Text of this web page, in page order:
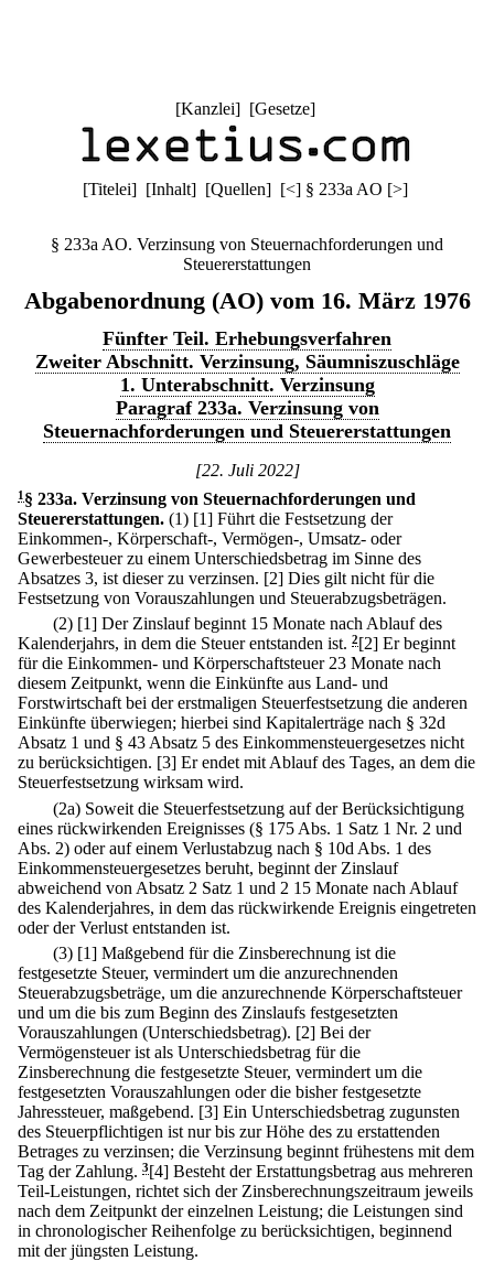
[Kanzlei] [Gesetze]
[Titelei] [Inhalt] [Quellen] [<] § 233a AO [>]
§ 233a AO. Verzinsung von Steuernachforderungen und
Steuererstattungen
Abgabenordnung (AO) vom 16. März 1976
Fünfter Teil. Erhebungsverfahren
Zweiter Abschnitt. Verzinsung, Säumniszuschläge
1. Unterabschnitt. Verzinsung
Paragraf 233a. Verzinsung von
Steuernachforderungen und Steuererstattungen
[22. Juli 2022]
1 § 233a. Verzinsung von Steuernachforderungen und
Steuererstattungen. (1) [1] Führt die Festsetzung der
Einkommen-, Körperschaft-, Vermögen-, Umsatz- oder
Gewerbesteuer zu einem Unterschiedsbetrag im Sinne des
Absatzes 3, ist dieser zu verzinsen. [2] Dies gilt nicht für die
Festsetzung von Vorauszahlungen und Steuerabzugsbeträgen.
(2) [1] Der Zinslauf beginnt 15 Monate nach Ablauf des
Kalenderjahrs, in dem die Steuer entstanden ist. 2[2] Er beginnt
für die Einkommen- und Körperschaftsteuer 23 Monate nach
diesem Zeitpunkt, wenn die Einkünfte aus Land- und
Forstwirtschaft bei der erstmaligen Steuerfestsetzung die anderen
Einkünfte überwiegen; hierbei sind Kapitalerträge nach § 32d
Absatz 1 und § 43 Absatz 5 des Einkommensteuergesetzes nicht
zu berücksichtigen. [3] Er endet mit Ablauf des Tages, an dem die
Steuerfestsetzung wirksam wird.
(2a) Soweit die Steuerfestsetzung auf der Berücksichtigung
eines rückwirkenden Ereignisses (§ 175 Abs. 1 Satz 1 Nr. 2 und
Abs. 2) oder auf einem Verlustabzug nach § 10d Abs. 1 des
Einkommensteuergesetzes beruht, beginnt der Zinslauf
abweichend von Absatz 2 Satz 1 und 2 15 Monate nach Ablauf
des Kalenderjahres, in dem das rückwirkende Ereignis eingetreten
oder der Verlust entstanden ist.
(3) [1] Maßgebend für die Zinsberechnung ist die
festgesetzte Steuer, vermindert um die anzurechnenden
Steuerabzugsbeträge, um die anzurechnende Körperschaftsteuer
und um die bis zum Beginn des Zinslaufs festgesetzten
Vorauszahlungen (Unterschiedsbetrag). [2] Bei der
Vermögensteuer ist als Unterschiedsbetrag für die
Zinsberechnung die festgesetzte Steuer, vermindert um die
festgesetzten Vorauszahlungen oder die bisher festgesetzte
Jahressteuer, maßgebend. [3] Ein Unterschiedsbetrag zugunsten
des Steuerpflichtigen ist nur bis zur Höhe des zu erstattenden
Betrages zu verzinsen; die Verzinsung beginnt frühestens mit dem
Tag der Zahlung. 3[4] Besteht der Erstattungsbetrag aus mehreren
Teil-Leistungen, richtet sich der Zinsberechnungszeitraum jeweils
nach dem Zeitpunkt der einzelnen Leistung; die Leistungen sind
in chronologischer Reihenfolge zu berücksichtigen, beginnend
mit der jüngsten Leistung.